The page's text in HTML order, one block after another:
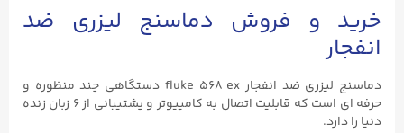
خرید و فروش دماسنج لیزری ضد
انفجار
دماسنج لیزری ضد انفجار fluke ۵۶۸ ex دستگاهی چند منظوره و
حرفه ای است که قابلیت اتصال به کامپیوتر و پشتیبانی از ۶ زبان زنده
دنیا را دارد.